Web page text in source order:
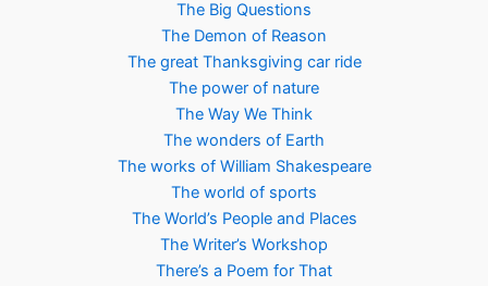
The Big Questions
The Demon of Reason
The great Thanksgiving car ride
The power of nature
The Way We Think
The wonders of Earth
The works of William Shakespeare
The world of sports
The World’s People and Places
The Writer’s Workshop
There’s a Poem for That